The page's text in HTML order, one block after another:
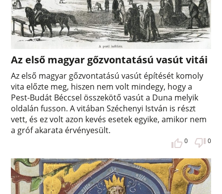
Az első magyar gőzvontatású vasút vitái
Az első magyar gőzvontatású vasút építését komoly
vita előzte meg, hiszen nem volt mindegy, hogy a
Pest-Budát Béccsel összekötő vasút a Duna melyik
oldalán fusson. A vitában Széchenyi István is részt
vett, és ez volt azon kevés esetek egyike, amikor nem
a gróf akarata érvényesült.
0 0